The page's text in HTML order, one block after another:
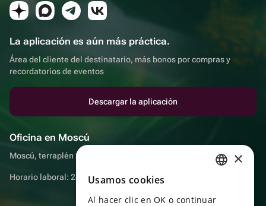
La aplicación es aún más práctica.
Área del cliente del destinatario, más bonos por compras y
recordatorios de eventos
Descargar la aplicación
Oficina en Moscú
Moscú, terraplén Sadovnicheskaya, 9, sala 2/3
Horario laboral: 24 horas
ENGLISH
×
Usamos cookies
Al hacer clic en OK o continuar